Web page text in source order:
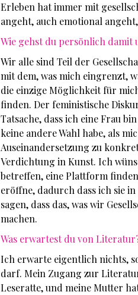
Erleben hat immer mit
angeht, auch emotional
Wie gehst du persönlich damit
Wir alle sind Teil der
mit dem, was mich eingrenzt,
die einzige Möglichkeit für
finden. Der feministische
Tatsache, dass ich eine Frau
keine andere Wahl habe, als
Auseinandersetzung zu
Verdichtung in Kunst. Ich
betreffen, eine Plattform
eröffne, dadurch dass ich sie
sagen, dass das, was wir
machen.
Was erwartest du von
Ich erwarte eigentlich nichts,
darf. Mein Zugang zur
Leseratte, und meine Mutter